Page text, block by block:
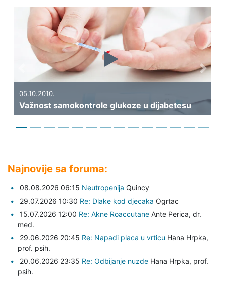
05.10.2010.
Važnost samokontrole glukoze u dijabetesu
Previous Next
Najnovije sa foruma:
08.08.2026 06:15 Neutropenija Quincy
29.07.2026 10:30 Re: Dlake kod djecaka Ogrtac
15.07.2026 12:00 Re: Akne Roaccutane Ante Perica, dr.
med.
29.06.2026 20:45 Re: Napadi placa u vrticu Hana Hrpka,
prof. psih.
20.06.2026 23:35 Re: Odbijanje nuzde Hana Hrpka, prof.
psih.